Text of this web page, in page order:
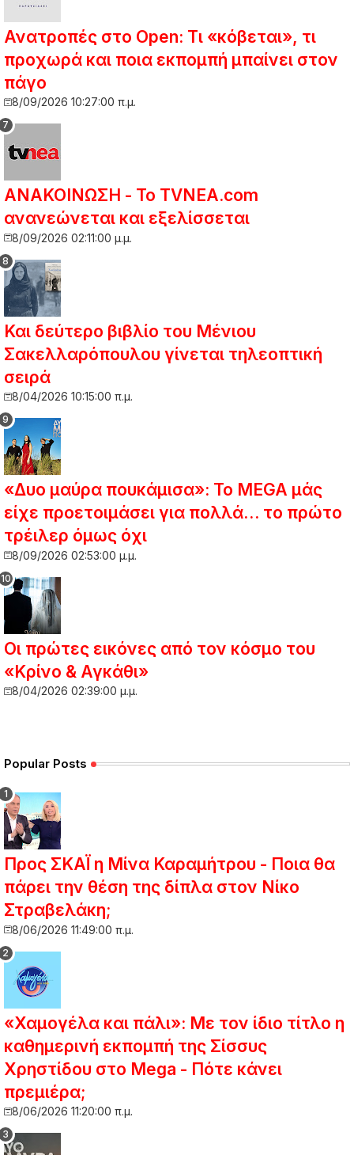
Ανατροπές στο Open: Τι «κόβεται», τι
προχωρά και ποια εκπομπή μπαίνει στον
πάγο
8/09/2026 10:27:00 π.μ.
ΑΝΑΚΟΙΝΩΣΗ - Το TVNEA.com
ανανεώνεται και εξελίσσεται
8/09/2026 02:11:00 μ.μ.
Και δεύτερο βιβλίο του Μένιου
Σακελλαρόπουλου γίνεται τηλεοπτική
σειρά
8/04/2026 10:15:00 π.μ.
«Δυο μαύρα πουκάμισα»: Το MEGA μάς
είχε προετοιμάσει για πολλά… το πρώτο
τρέιλερ όμως όχι
8/09/2026 02:53:00 μ.μ.
Οι πρώτες εικόνες από τον κόσμο του
«Κρίνο & Αγκάθι»
8/04/2026 02:39:00 μ.μ.
Popular Posts
Προς ΣΚΑΪ η Μίνα Καραμήτρου - Ποια θα
πάρει την θέση της δίπλα στον Νίκο
Στραβελάκη;
8/06/2026 11:49:00 π.μ.
«Χαμογέλα και πάλι»: Με τον ίδιο τίτλο η
καθημερινή εκπομπή της Σίσσυς
Χρηστίδου στο Mega - Πότε κάνει
πρεμιέρα;
8/06/2026 11:20:00 π.μ.